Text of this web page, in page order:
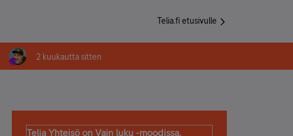
Telia.fi etusivulle
2 kuukautta sitten
Telia Yhteisö on Vain luku -moodissa,